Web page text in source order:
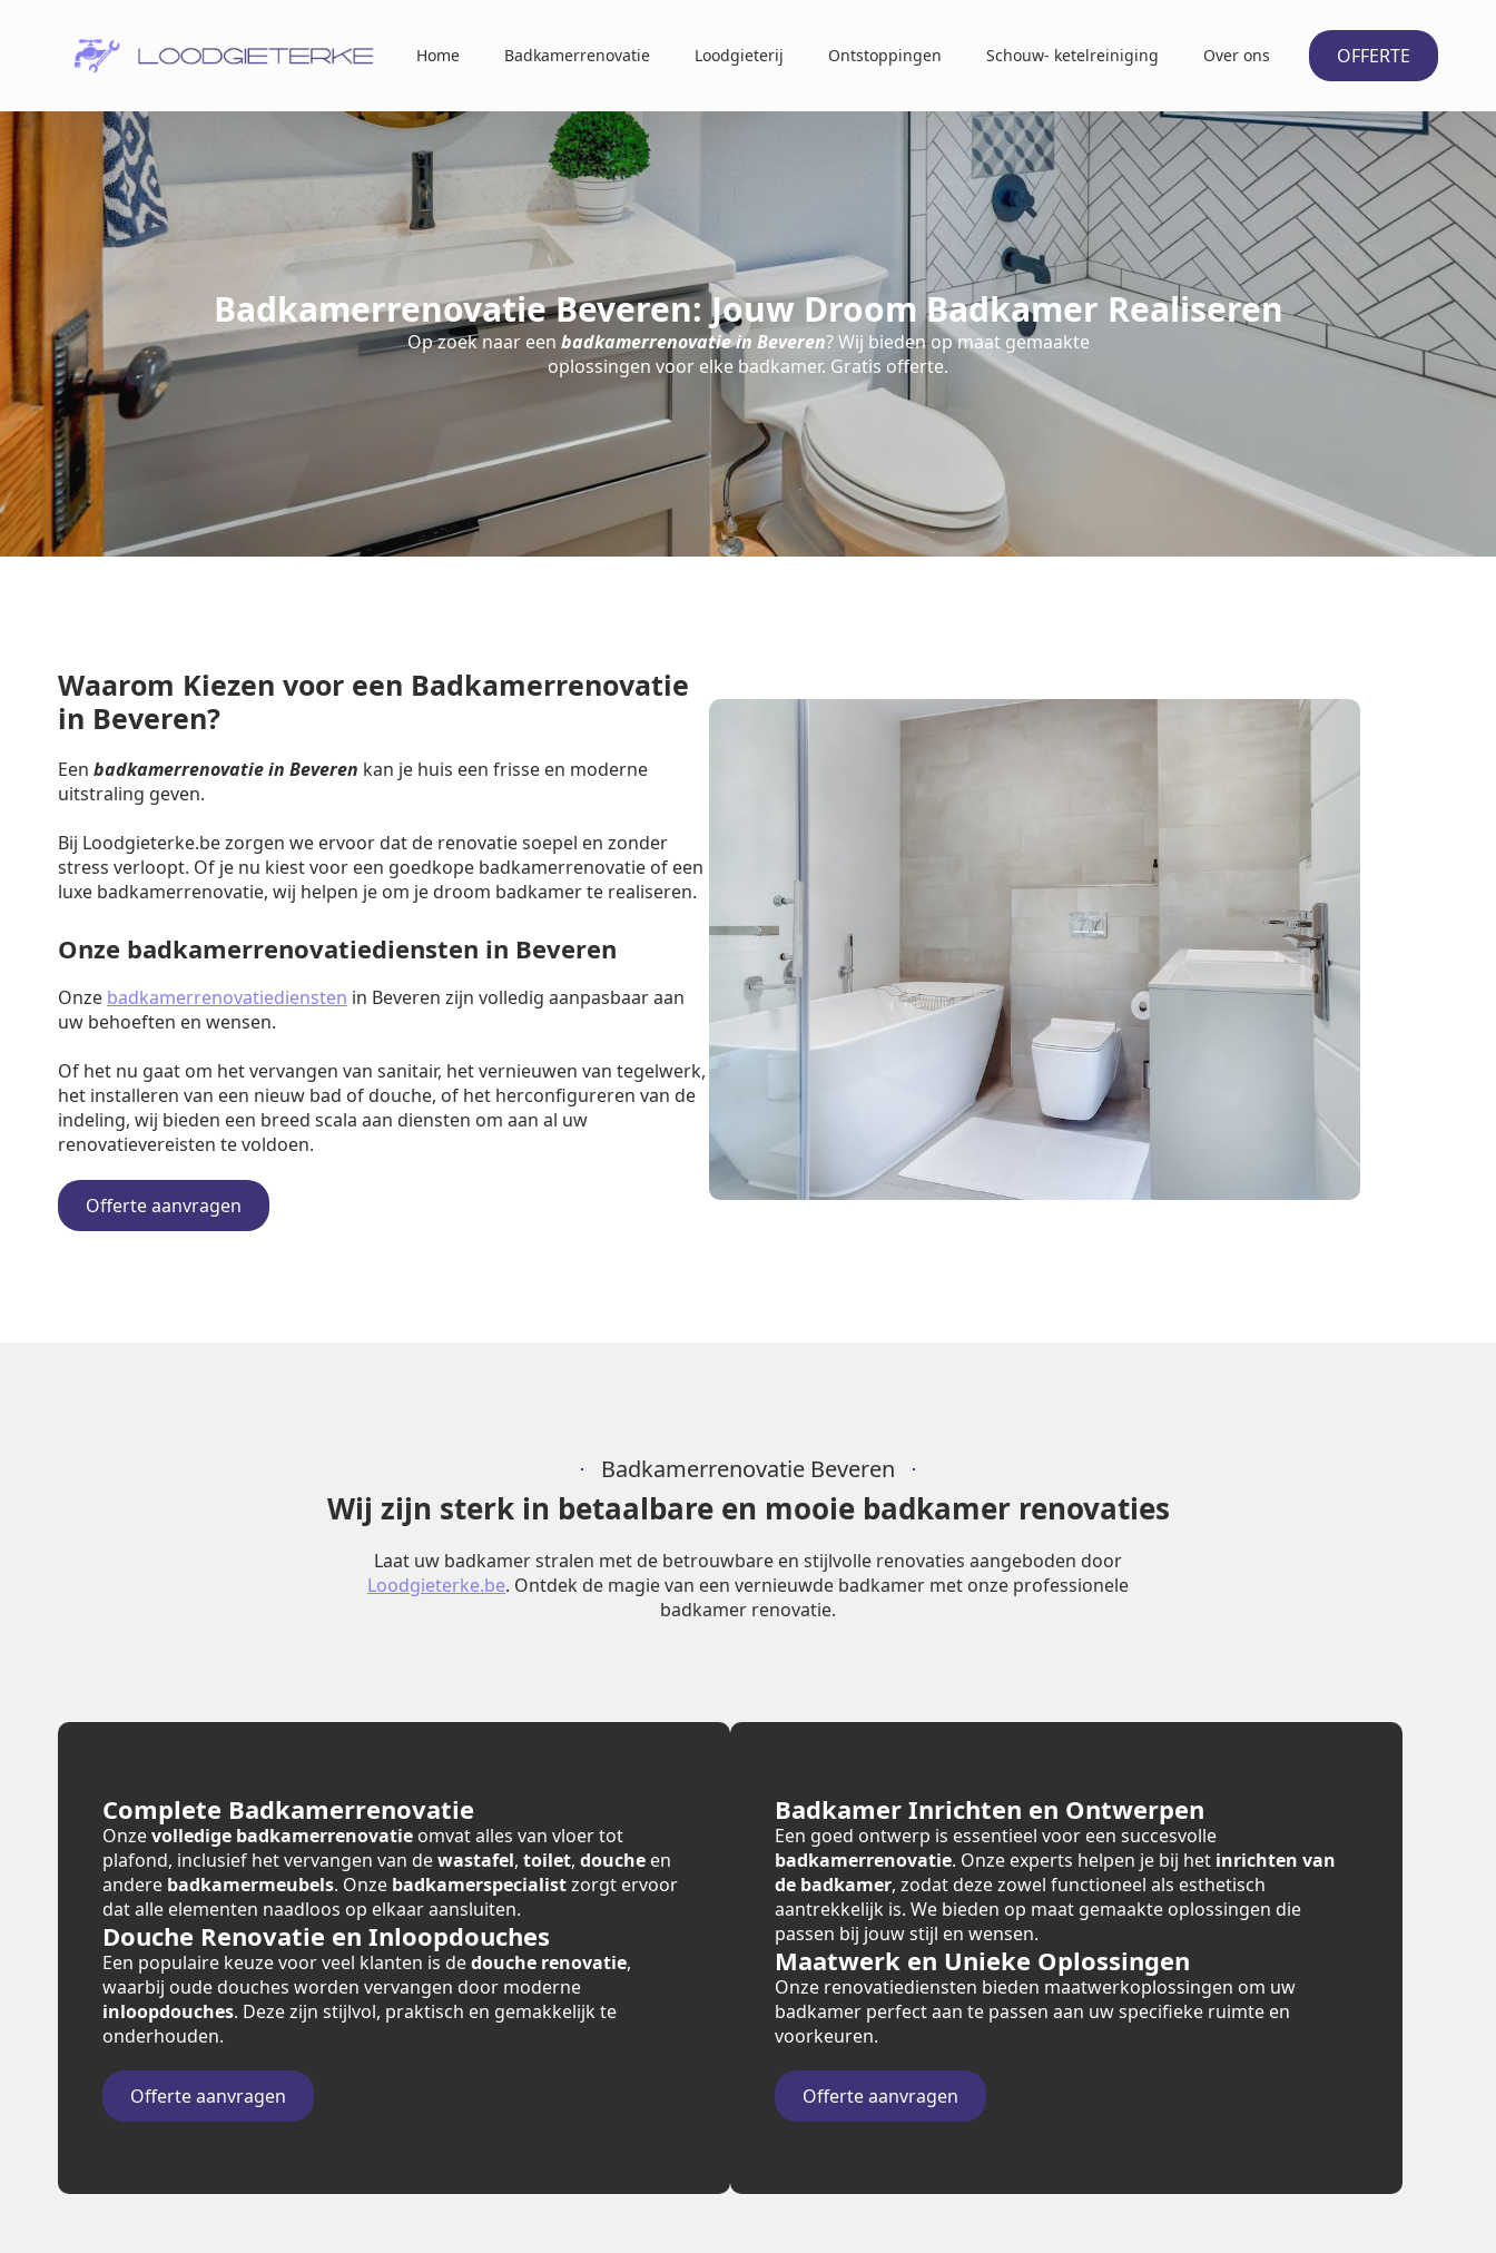
Home Badkamerrenovatie Loodgieterij Ontstoppingen Schouw- ketelreiniging Over ons OFFERTE
Badkamerrenovatie Beveren: Jouw Droom Badkamer Realiseren
Op zoek naar een badkamerrenovatie in Beveren? Wij bieden op maat gemaakte
oplossingen voor elke badkamer. Gratis offerte.
Waarom Kiezen voor een Badkamerrenovatie
in Beveren?
Een badkamerrenovatie in Beveren kan je huis een frisse en moderne
uitstraling geven.
Bij Loodgieterke.be zorgen we ervoor dat de renovatie soepel en zonder
stress verloopt. Of je nu kiest voor een goedkope badkamerrenovatie of een
luxe badkamerrenovatie, wij helpen je om je droom badkamer te realiseren.
Onze badkamerrenovatiediensten in Beveren
Onze badkamerrenovatiediensten in Beveren zijn volledig aanpasbaar aan
uw behoeften en wensen.
Of het nu gaat om het vervangen van sanitair, het vernieuwen van tegelwerk,
het installeren van een nieuw bad of douche, of het herconfigureren van de
indeling, wij bieden een breed scala aan diensten om aan al uw
renovatievereisten te voldoen.
Offerte aanvragen
Badkamerrenovatie Beveren
Wij zijn sterk in betaalbare en mooie badkamer renovaties
Laat uw badkamer stralen met de betrouwbare en stijlvolle renovaties aangeboden door
Loodgieterke.be. Ontdek de magie van een vernieuwde badkamer met onze professionele
badkamer renovatie.
Complete Badkamerrenovatie
Onzevolledige badkamerrenovatie omvat alles van vloer tot
plafond, inclusief het vervangen van dewastafel, toilet, douche en
andere badkamermeubels. Onze badkamerspecialistzorgt ervoor
dat alle elementen naadloos op elkaar aansluiten.
Douche Renovatie en Inloopdouches
Een populaire keuze voor veel klanten is dedouche renovatie,
waarbij oude douches worden vervangen door moderne
inloopdouches. Deze zijn stijlvol, praktisch en gemakkelijk te
onderhouden.
Offerte aanvragen
Badkamer Inrichten en Ontwerpen
Een goed ontwerp is essentieel voor een succesvolle
badkamerrenovatie. Onze experts helpen je bij het inrichten van
de badkamer, zodat deze zowel functioneel als esthetisch
aantrekkelijk is. We bieden op maat gemaakte oplossingen die
passen bij jouw stijl en wensen.
Maatwerk en Unieke Oplossingen
Onze renovatiediensten bieden maatwerkoplossingen om uw
badkamer perfect aan te passen aan uw specifieke ruimte en
voorkeuren.
Offerte aanvragen